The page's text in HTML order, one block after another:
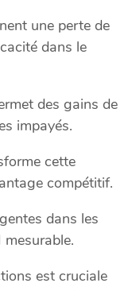
une perte de
dans le
des gains de
impayés.
cette
compétitif.
dans les
est cruciale